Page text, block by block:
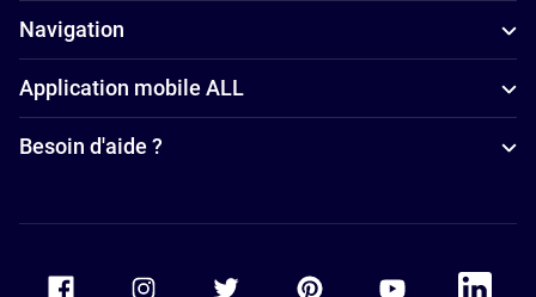
Navigation
Application mobile ALL
Besoin d'aide ?
Accor Facebook Accor TwitterAccor PinterestAccor Youtube
Accor